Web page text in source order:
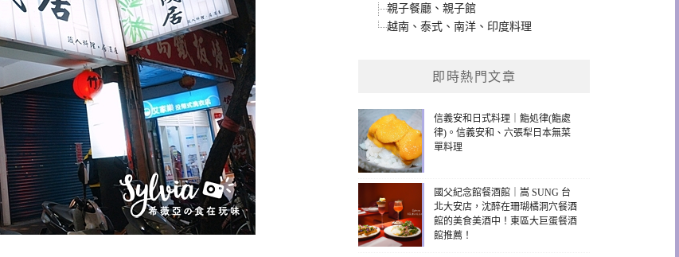
親子餐廳、親子館
越南、泰式、南洋、印度料理
即時熱門文章
信義安和日式料理｜鮨処律(鮨處
律)。信義安和、六張犁日本無菜
單料理
國父紀念館餐酒館｜嵩 SUNG 台
北大安店，沈醉在珊瑚橘洞穴餐酒
館的美食美酒中！東區大巨蛋餐酒
館推薦！